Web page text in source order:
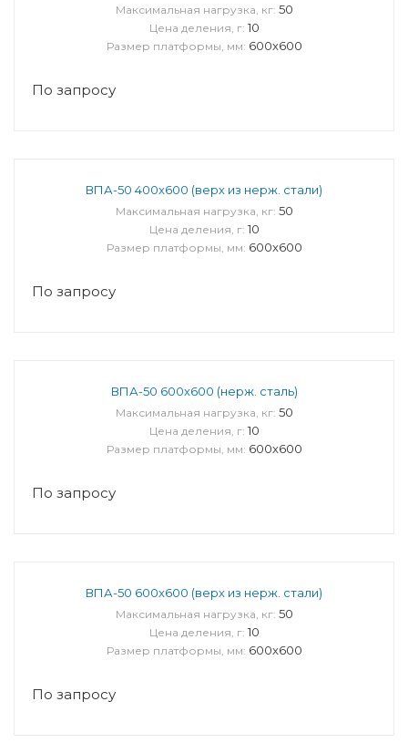
Максимальная нагрузка, кг: 50
Цена деления, г: 10
Размер платформы, мм: 600x600
По запросу
ВПА-50 400x600 (верх из нерж. стали)
Максимальная нагрузка, кг: 50
Цена деления, г: 10
Размер платформы, мм: 600x600
По запросу
ВПА-50 600x600 (нерж. сталь)
Максимальная нагрузка, кг: 50
Цена деления, г: 10
Размер платформы, мм: 600x600
По запросу
ВПА-50 600x600 (верх из нерж. стали)
Максимальная нагрузка, кг: 50
Цена деления, г: 10
Размер платформы, мм: 600x600
По запросу